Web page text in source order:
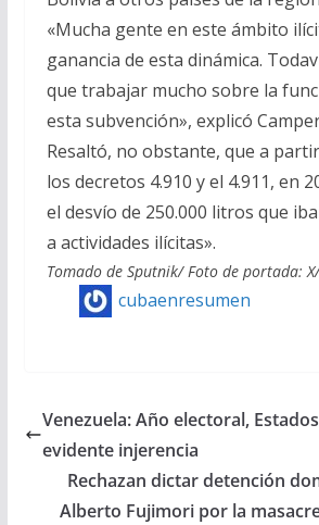
«Mucha gente en este ámbito
ganancia de esta dinámica.
que trabajar mucho sobre la
esta subvención», explicó
Resaltó, no obstante, que a
los decretos 4.910 y el 4.911, en
el desvío de 250.000 litros que
a actividades ilícitas».
Tomado de Sputnik/ Foto de portada: X/
cubaenresumen
Venezuela: Año electoral,
evidente injerencia
Rechazan dictar detención
Alberto Fujimori por la